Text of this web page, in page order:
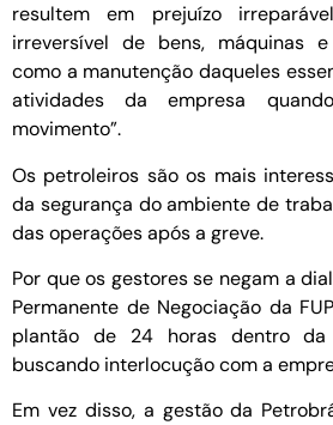
resultem em prejuízo
irreversível de bens, máquinas
como a manutenção daqueles
atividades da empresa
movimento”.
Os petroleiros são os mais
da segurança do ambiente de
das operações após a greve.
Por que os gestores se negam a
Permanente de Negociação da
plantão de 24 horas dentro da
buscando interlocução com a
Em vez disso, a gestão da